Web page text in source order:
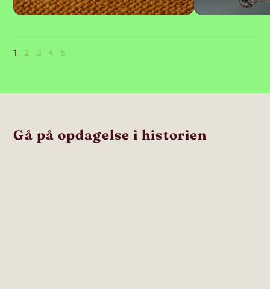
1 2 3 4 5
Gå på opdagelse i historien